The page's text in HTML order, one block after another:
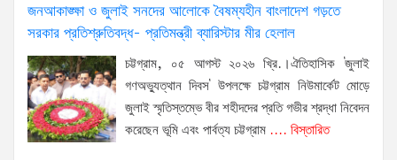
জনআকাঙ্ক্ষা ও জুলাই সনদের আলোকে বৈষম্যহীন বাংলাদেশ গড়তে
সরকার প্রতিশ্রুতিবদ্ধ- প্রতিমন্ত্রী ব্যারিস্টার মীর হেলাল
চট্টগ্রাম, ০৫ আগস্ট ২০২৬ খ্রি.।ঐতিহাসিক 'জুলাই
গণঅভ্যুত্থান দিবস' উপলক্ষে চট্টগ্রাম নিউমার্কেট মোড়ে
জুলাই স্মৃতিস্তম্ভে বীর শহীদদের প্রতি গভীর শ্রদ্ধা নিবেদন
করেছেন ভূমি এবং পার্বত্য চট্টগ্রাম .... বিস্তারিত